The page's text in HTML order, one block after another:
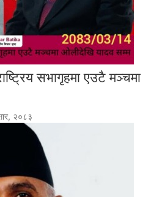
सभागृहमा एउटै मञ्चमा
२०८३